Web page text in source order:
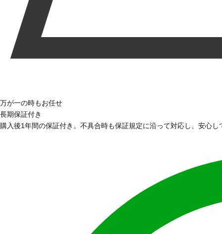
万が一の時もお任せ
長期保証付き
購入後1年間の保証付き。不具合時も保証規定に沿って対応し、安心